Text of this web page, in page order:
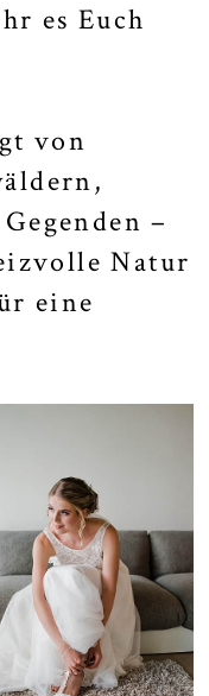
es Euch
von
–
Natur
eine